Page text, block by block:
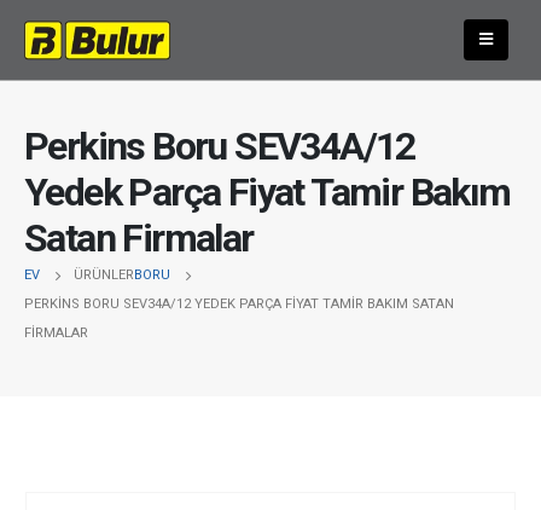
Perkins Boru SEV34A/12
Yedek Parça Fiyat Tamir Bakım
Satan Firmalar
EV ÜRÜNLERBORU
PERKINS BORU SEV34A/12 YEDEK PARÇA FIYAT TAMIR BAKIM SATAN
FIRMALAR